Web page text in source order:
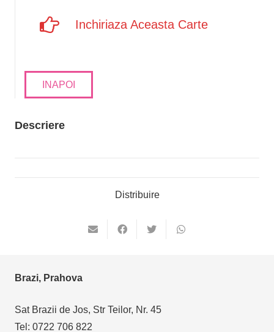
Inchiriaza Aceasta Carte
INAPOI
Descriere
Distribuire
Brazi, Prahova
Sat Brazii de Jos, Str Teilor, Nr. 45
Tel: 0722 706 822